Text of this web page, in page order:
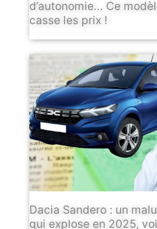
d’autonomie… Ce
casse les prix !
Dacia Sandero : un
qui explose en 2025,